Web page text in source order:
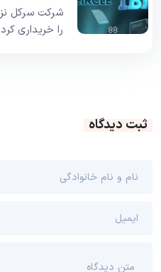
را خریداری کرد
ثبت دیدگاه